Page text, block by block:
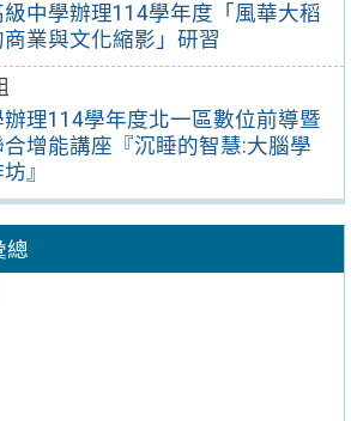
中學辦理114學年度「風華大稻
業與文化縮影」研習
理114學年度北一區數位前導暨
增能講座『沉睡的智慧:大腦學
』
總